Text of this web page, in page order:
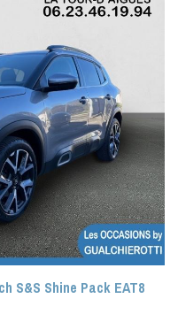
S&S Shine Pack EAT8